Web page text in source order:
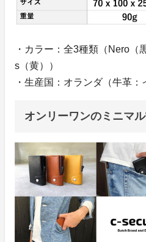
・カラー：全3種類（Nero（
s（黄））
・生産国：オランダ（牛革：
オンリーワンのミニマ